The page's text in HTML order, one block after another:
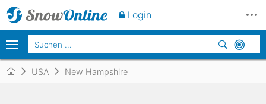
USA New Hampshire
Login